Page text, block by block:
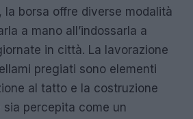
la borsa offre diverse modalità
a mano all’indossarla a
in città. La lavorazione
pregiati sono elementi
al tatto e la costruzione
percepita come un